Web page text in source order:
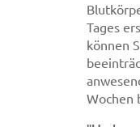
Tages
können
Wochen